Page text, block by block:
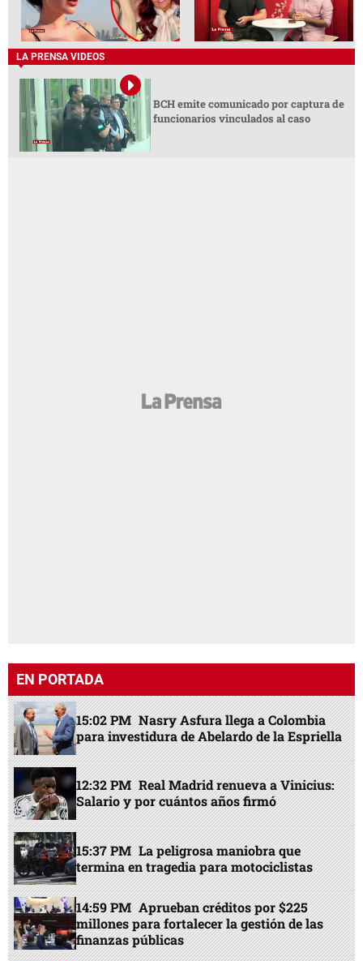
LA PRENSA VIDEOS
BCH emite comunicado por captura de
funcionarios vinculados al caso
EN PORTADA
15:02 PM Nasry Asfura llega a Colombia
para investidura de Abelardo de la Espriella
12:32 PM Real Madrid renueva a Vinicius:
Salario y por cuántos años firmó
15:37 PM La peligrosa maniobra que
termina en tragedia para motociclistas
14:59 PM Aprueban créditos por $225
millones para fortalecer la gestión de las
finanzas públicas